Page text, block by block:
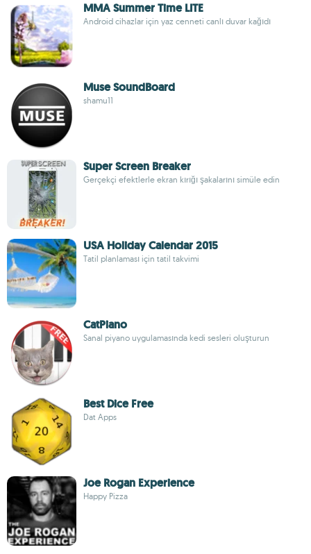
MMA Summer Time LITE
Android cihazlar için yaz cenneti canlı duvar kağıdı
Muse SoundBoard
shamu11
Super Screen Breaker
Gerçekçi efektlerle ekran kırığı şakalarını simüle edin
USA Holiday Calendar 2015
Tatil planlaması için tatil takvimi
CatPiano
Sanal piyano uygulamasında kedi sesleri oluşturun
Best Dice Free
Dat Apps
Joe Rogan Experience
Happy Pizza